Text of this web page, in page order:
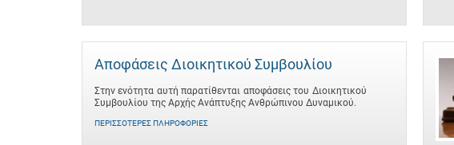
Αποφάσεις Διοικητικού Συμβουλίου
Στην ενότητα αυτή παρατίθενται αποφάσεις του Διοικητικού
Συμβουλίου της Αρχής Ανάπτυξης Ανθρώπινου Δυναμικού.
ΠΕΡΙΣΣΌΤΕΡΕΣ ΠΛΗΡΟΦΟΡΊΕΣ